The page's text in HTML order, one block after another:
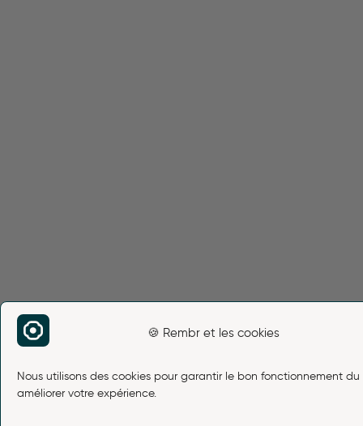
🍪 Rembr et les cookies
Nous utilisons des cookies pour garantir le bon fonctionnement du
améliorer votre expérience.